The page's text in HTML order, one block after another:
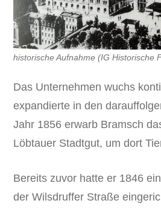
historische Aufnahme (IG Historische
Das Unternehmen wuchs
expandierte in den
Jahr 1856 erwarb Bramsch
Löbtauer Stadtgut, um dort
Bereits zuvor hatte er 1846
der Wilsdruffer Straße